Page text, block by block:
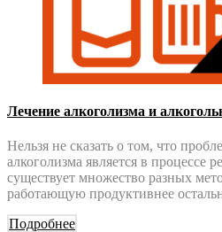
Лечение алкоголизма и
Нельзя не сказать о том, что
алкоголизма является в процессе
существует множество разных
работающую продуктивнее
Подробнее